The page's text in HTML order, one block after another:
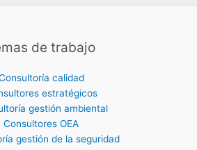
de trabajo
calidad
estratégicos
gestión ambiental
Consultores OEA
gestión de la seguridad